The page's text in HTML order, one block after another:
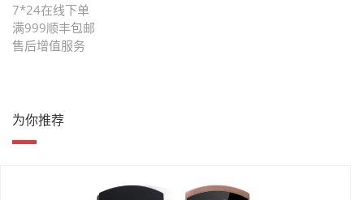
7*24在线下单
满999顺丰包邮
售后增值服务
为你推荐